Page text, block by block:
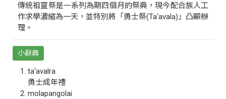
傳統祖靈祭是一系列為期四個月的祭典，現今配合族人工
作求學濃縮為一天，並特別將「勇士祭(Ta‘avala)」凸顯辦
理。
小辭典
ta‘avalra
勇士成年禮
molapangolai